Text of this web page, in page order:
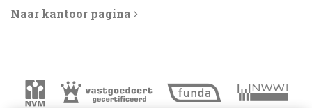
Naar kantoor pagina